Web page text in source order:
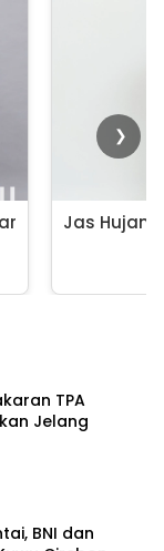
Jas Hujan
❯
TPA
Jelang
BNI dan